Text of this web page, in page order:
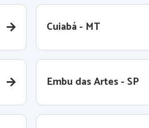
Cuiabá - MT
Embu das Artes - SP